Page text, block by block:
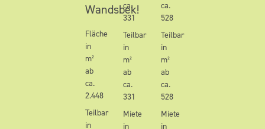
Wandsbek!
Fläche
in
m²
ab
ca.
2.448
Teilbar
in
ca.
331
Teilbar
in
m²
ab
ca.
331
Miete
in
ca.
528
Teilbar
in
m²
ab
ca.
528
Miete
in